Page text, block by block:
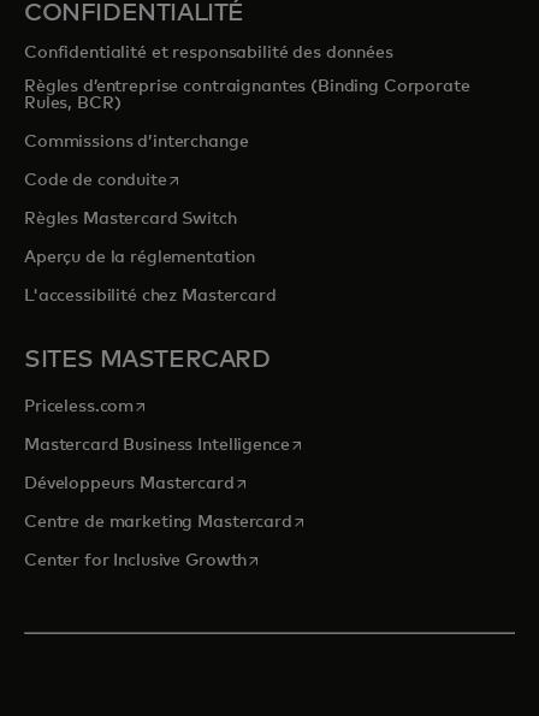
CONFIDENTIALITÉ
Confidentialité et responsabilité des données
Règles d’entreprise contraignantes (Binding Corporate
Rules, BCR)
Commissions d’interchange
Code de conduites’ouvre dans un nouvel onglet
Règles Mastercard Switch
Aperçu de la réglementation
L'accessibilité chez Mastercard
SITES MASTERCARD
Priceless.com s’ouvre dans un nouvel onglet
Mastercard Business Intelligences’ouvre dans un nouvel onglet
Développeurs Mastercards’ouvre dans un nouvel onglet
Centre de marketing Mastercards’ouvre dans un nouvel onglet
Center for Inclusive Growths’ouvre dans un nouvel onglet